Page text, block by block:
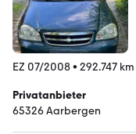
EZ 07/2008• 292.747 km
Privatanbieter
65326 Aarbergen